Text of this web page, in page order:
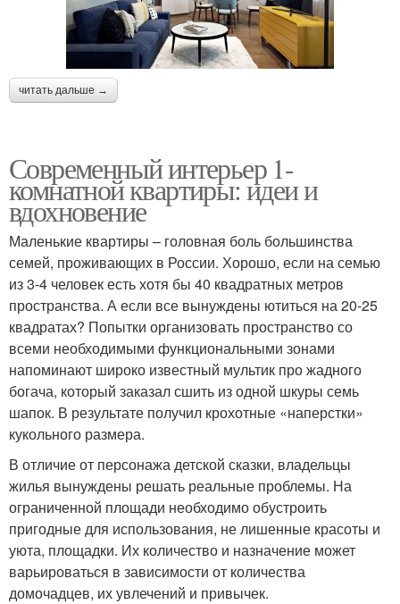
читать дальше →
Современный интерьер 1-
комнатной квартиры: идеи и
вдохновение
Маленькие квартиры – головная боль большинства
семей, проживающих в России. Хорошо, если на семью
из 3-4 человек есть хотя бы 40 квадратных метров
пространства. А если все вынуждены ютиться на 20-25
квадратах? Попытки организовать пространство со
всеми необходимыми функциональными зонами
напоминают широко известный мультик про жадного
богача, который заказал сшить из одной шкуры семь
шапок. В результате получил крохотные «наперстки»
кукольного размера.
В отличие от персонажа детской сказки, владельцы
жилья вынуждены решать реальные проблемы. На
ограниченной площади необходимо обустроить
пригодные для использования, не лишенные красоты и
уюта, площадки. Их количество и назначение может
варьироваться в зависимости от количества
домочадцев, их увлечений и привычек.